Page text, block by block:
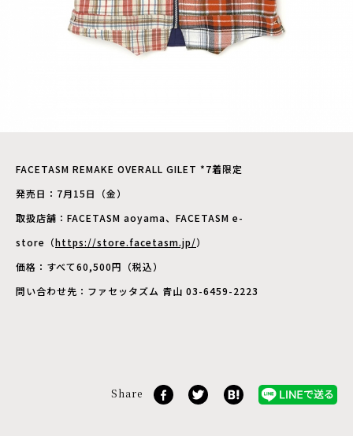
FACETASM REMAKE OVERALL GILET *7着限定
発売日：7月15日（金）
取扱店舗：FACETASM aoyama、FACETASM e-
store（https://store.facetasm.jp/）
価格：すべて60,500円（税込）
問い合わせ先：ファセッタズム 青山 03-6459-2223
Share